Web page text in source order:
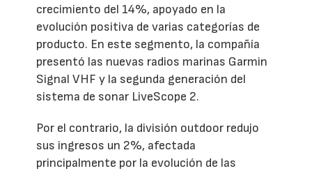
crecimiento del 14%, apoyado en la
evolución positiva de varias categorías de
producto. En este segmento, la compañía
presentó las nuevas radios marinas Garmin
Signal VHF y la segunda generación del
sistema de sonar LiveScope 2.
Por el contrario, la división outdoor redujo
sus ingresos un 2%, afectada
principalmente por la evolución de las